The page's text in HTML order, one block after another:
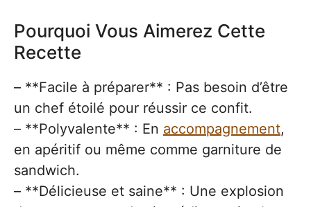
Pourquoi Vous Aimerez Cette
Recette
– **Facile à préparer** : Pas besoin d’être
un chef étoilé pour réussir ce confit.
– **Polyvalente** : En accompagnement,
en apéritif ou même comme garniture de
sandwich.
– **Délicieuse et saine** : Une explosion